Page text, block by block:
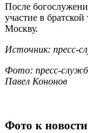
После
участие в
Москву.
Источник: пресс-
Фото: пресс-
Павел Кононов
Фото к